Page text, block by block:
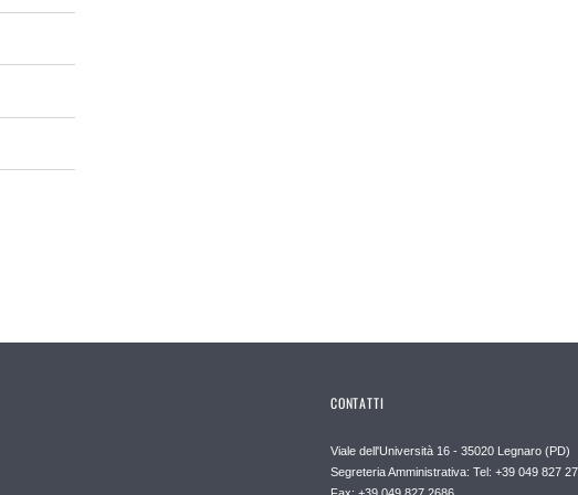
CONTATTI
Viale dell'Università 16 - 35020 Legnaro (PD)
Segreteria Amministrativa: Tel: +39 049 827